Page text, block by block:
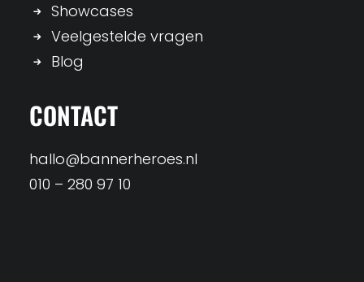
Showcases
Veelgestelde vragen
Blog
CONTACT
hallo@bannerheroes.nl
010 – 280 97 10